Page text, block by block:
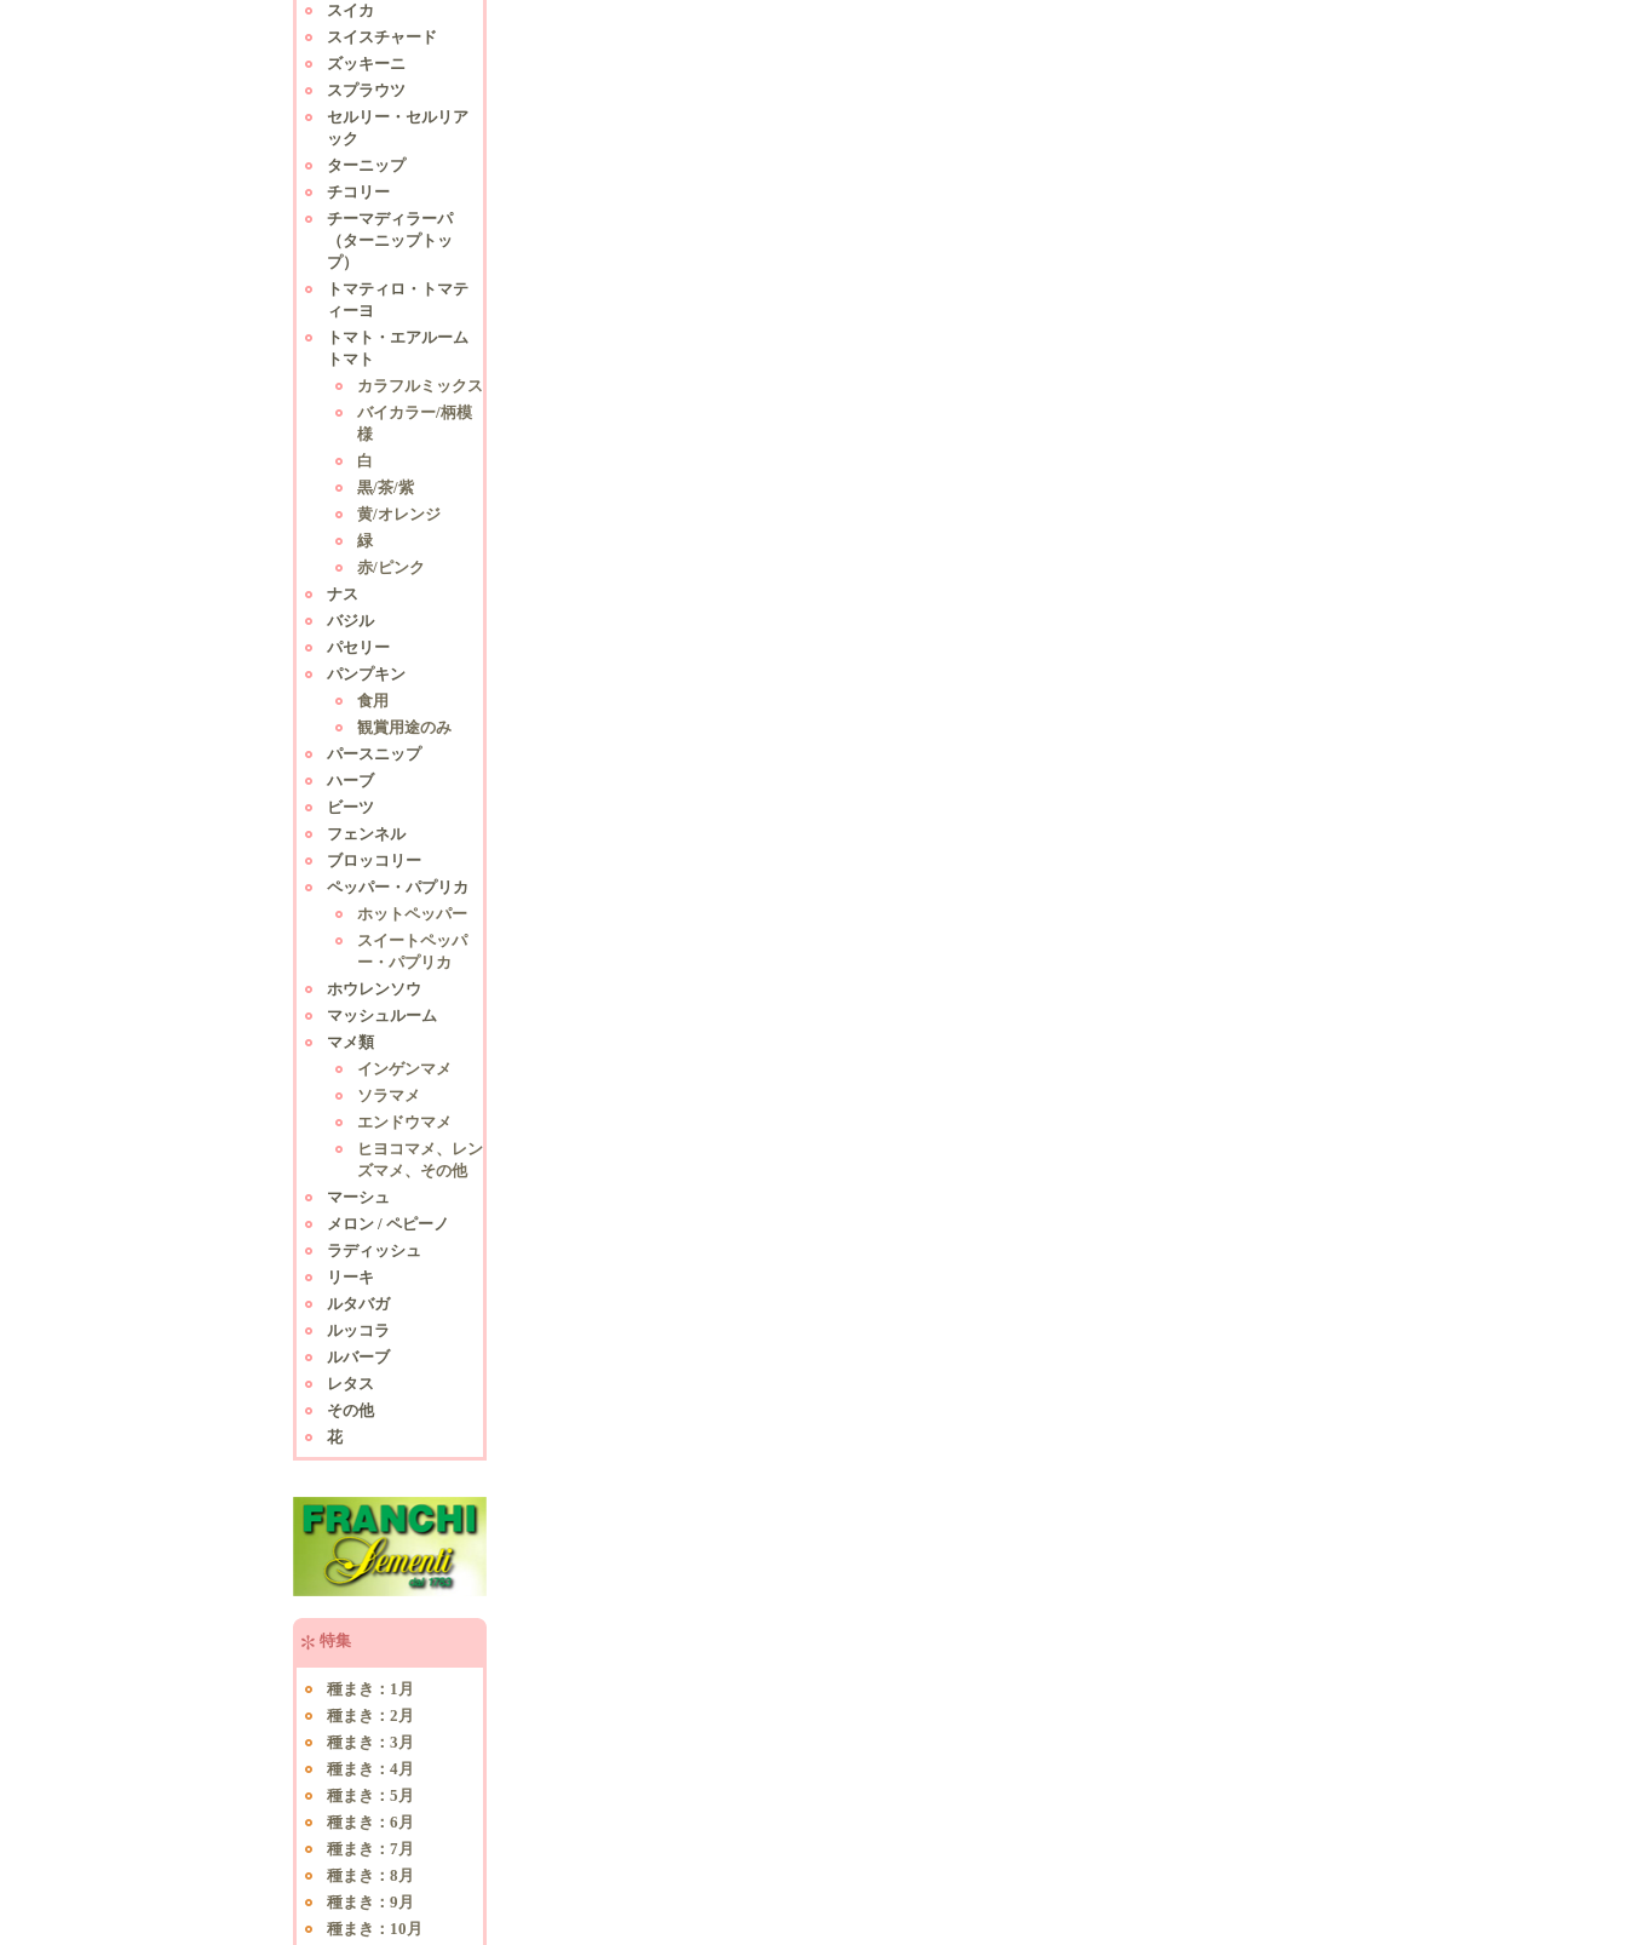
スイカ
スイスチャード
ズッキーニ
スプラウツ
セルリー・セルリア
ック
ターニップ
チコリー
チーマディラーパ
（ターニップトッ
プ）
トマティロ・トマテ
ィーヨ
トマト・エアルーム
トマト
カラフルミックス
バイカラー/柄模
様
白
黒/茶/紫
黄/オレンジ
緑
赤/ピンク
ナス
バジル
パセリー
パンプキン
食用
観賞用途のみ
パースニップ
ハーブ
ビーツ
フェンネル
ブロッコリー
ペッパー・パプリカ
ホットペッパー
スイートペッパ
ー・パプリカ
ホウレンソウ
マッシュルーム
マメ類
インゲンマメ
ソラマメ
エンドウマメ
ヒヨコマメ、レン
ズマメ、その他
マーシュ
メロン / ペピーノ
ラディッシュ
リーキ
ルタバガ
ルッコラ
ルバーブ
レタス
その他
花
特集
種まき：1月
種まき：2月
種まき：3月
種まき：4月
種まき：5月
種まき：6月
種まき：7月
種まき：8月
種まき：9月
種まき：10月